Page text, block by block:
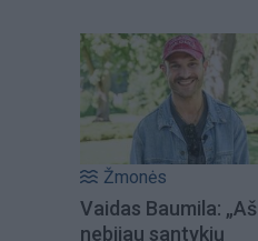
Žmonės
Vaidas Baumila: „Aš
nebijau santykių